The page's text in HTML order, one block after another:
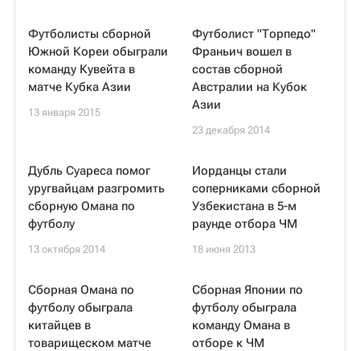
Футболисты сборной
Южной Кореи обыграли
команду Кувейта в
матче Кубка Азии
13 января 2015
Футболист "Торпедо"
Франьич вошел в
состав сборной
Австралии на Кубок
Азии
23 декабря 2014
Дубль Суареса помог
уругвайцам разгромить
сборную Омана по
футболу
13 октября 2014
Иорданцы стали
соперниками сборной
Узбекистана в 5-м
раунде отбора ЧМ
18 июня 2013
Сборная Омана по
футболу обыграла
китайцев в
товарищеском матче
Сборная Японии по
футболу обыграла
команду Омана в
отборе к ЧМ